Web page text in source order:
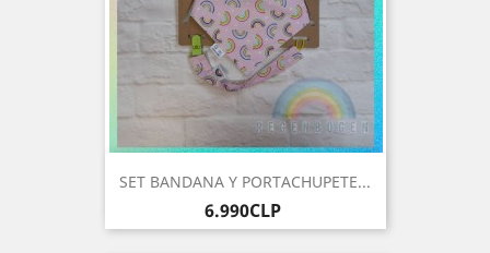
SET BANDANA Y PORTACHUPETE...
Precio
6.990CLP